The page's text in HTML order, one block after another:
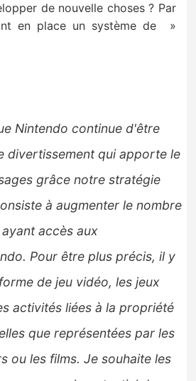
de nouvelle choses ? Par
en place un système de »
Nintendo continue d'être
divertissement qui apporte le
grâce notre stratégie
à augmenter le nombre
accès aux
Pour être plus précis, il y
de jeu vidéo, les jeux
activités liées à la propriété
que représentées par les
ou les films. Je souhaite les